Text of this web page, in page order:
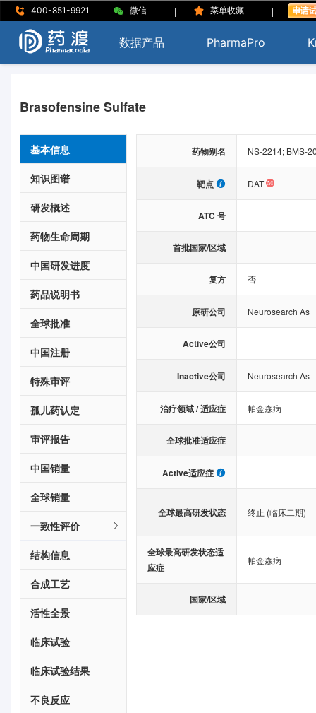
400-851-9921 | 微信 | 菜单收藏 |
数据产品 PharmaPro
Brasofensine Sulfate
基本信息
知识图谱
研发概述
药物生命周期
中国研发进度
药品说明书
全球批准
中国注册
特殊审评
孤儿药认定
审评报告
中国销量
全球销量
一致性评价
结构信息
合成工艺
活性全景
临床试验
临床试验结果
不良反应
药物别名 NS-2214; BMS-
靶点 DAT
ATC 号
首批国家/区域
复方 否
原研公司 Neurosearch As
Active公司
Inactive公司 Neurosearch As
治疗领域 / 适应症 帕金森病
全球批准适应症
Active适应症
全球最高研发状态 终止 (临床二期)
全球最高研发状态适
应症
帕金森病
国家/区域